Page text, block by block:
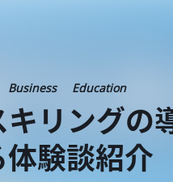
Business Education
キリングの
体験談紹介